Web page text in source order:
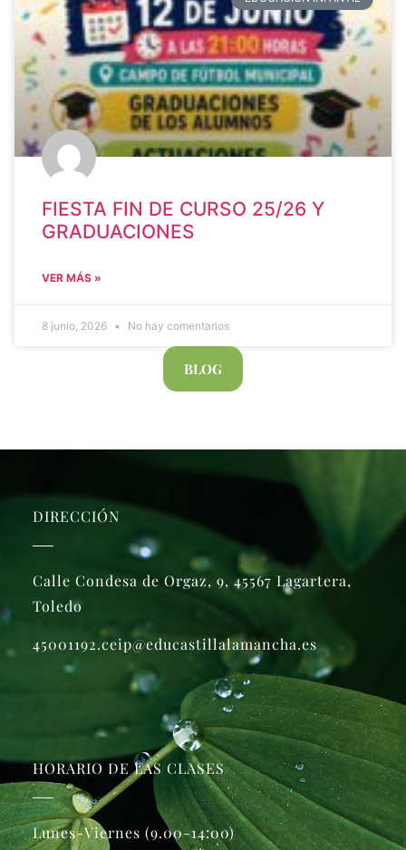
FIESTA FIN DE CURSO 25/26 Y
GRADUACIONES
VER MÁS »
8 junio, 2026 No hay comentarios
BLOG
DIRECCIÓN
Calle Condesa de Orgaz, 9, 45567 Lagartera,
Toledo
45001192.ceip@educastillalamancha.es
HORARIO DE LAS CLASES
Lunes-Viernes (9.00-14:00)